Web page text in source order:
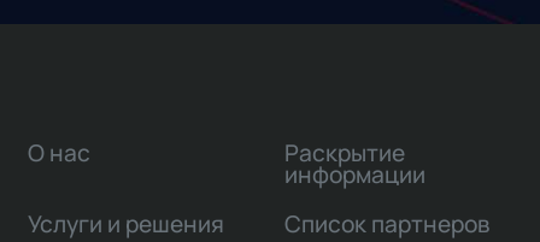
О нас
Услуги и решения
Раскрытие
информации
Список партнеров